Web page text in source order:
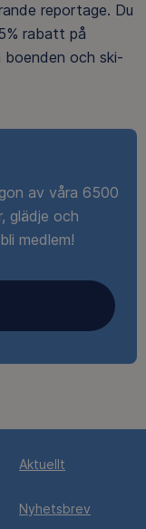
reportage. Du
rabatt på
och ski-
av våra 6500
glädje och
medlem!
Aktuellt
Nyhetsbrev